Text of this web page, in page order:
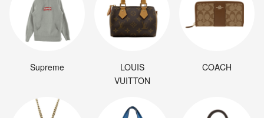
Supreme
LOUIS
VUITTON
COACH